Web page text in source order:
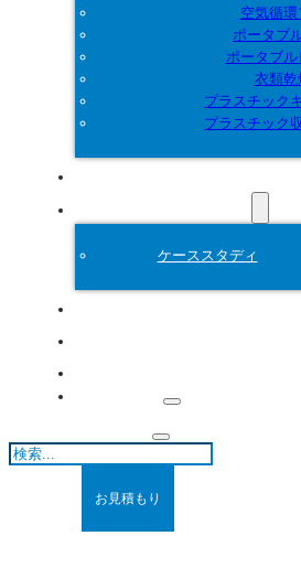
空気循環
ポータブ
ポータブル
衣類乾
プラスチック
プラスチック
ケーススタディ
検
索
お見積もり